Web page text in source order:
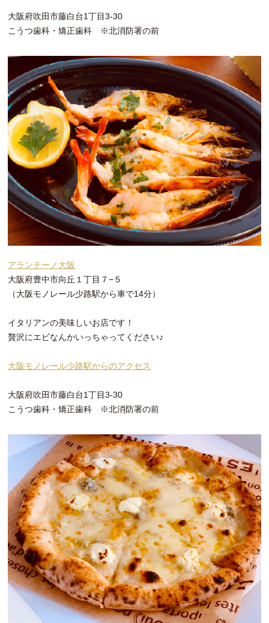
大阪府吹田市藤白台1丁目3-30
こうつ歯科・矯正歯科 ※北消防署の前
アランチーノ大阪
大阪府豊中市向丘１丁目７−５
（大阪モノレール少路駅から車で14分）
イタリアンの美味しいお店です！
贅沢にエビなんかいっちゃってください♪
大阪モノレール少路駅からのアクセス
大阪府吹田市藤白台1丁目3-30
こうつ歯科・矯正歯科 ※北消防署の前